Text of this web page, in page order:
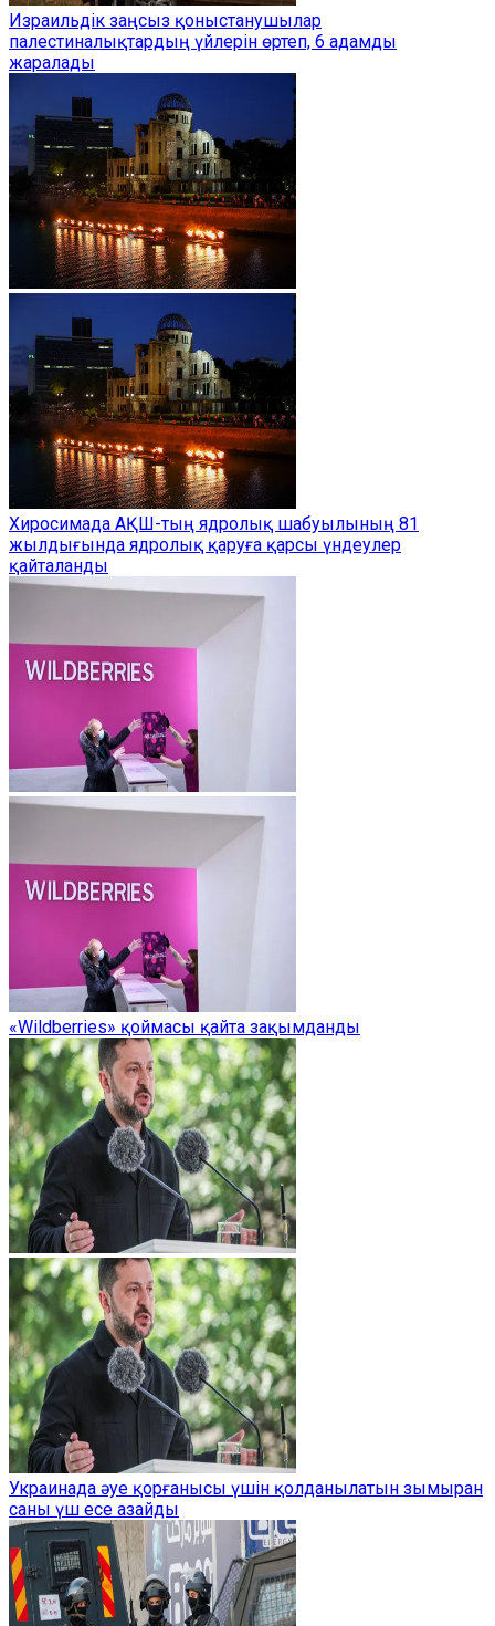
Израильдік заңсыз қоныстанушылар
палестиналықтардың үйлерін өртеп, 6 адамды
жаралады
Хиросимада АҚШ-тың ядролық шабуылының 81
жылдығында ядролық қаруға қарсы үндеулер
қайталанды
«Wildberries» қоймасы қайта зақымданды
Украинада әуе қорғанысы үшін қолданылатын зымыран
саны үш есе азайды